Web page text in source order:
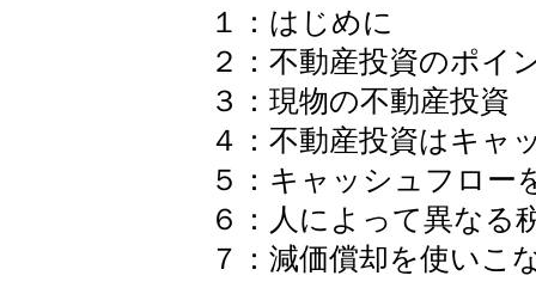
１：はじめに
２：不動産投資のポイ
３：現物の不動産投資
４：不動産投資はキャ
５：キャッシュフロー
６：人によって異なる
７：減価償却を使いこ